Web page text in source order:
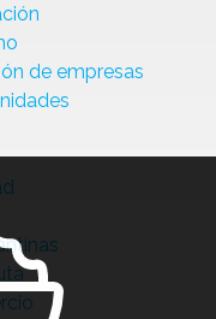
de empresas